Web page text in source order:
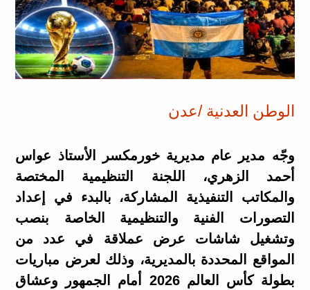
الوطن العدنية /عدن
وجّه مدير عام مديرية خورمكسر الأستاذ عواس
أحمد الزهري، اللجنة التنظيمية المختصة
والمكاتب التنفيذية المشاركة، بالبدء في إعداد
التصورات الفنية والتنظيمية الخاصة بنصب
وتشغيل شاشات عرض عملاقة في عدد من
المواقع المحددة بالمديرية، وذلك لعرض مباريات
بطولة كأس العالم 2026 أمام الجمهور وعشاق